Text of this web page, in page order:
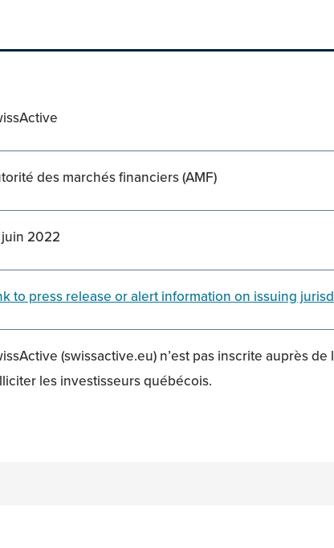
des marchés financiers (AMF)
juin 2022
to press release or alert information on issuing
(swissactive.eu) n’est pas inscrite auprès de
les investisseurs québécois.